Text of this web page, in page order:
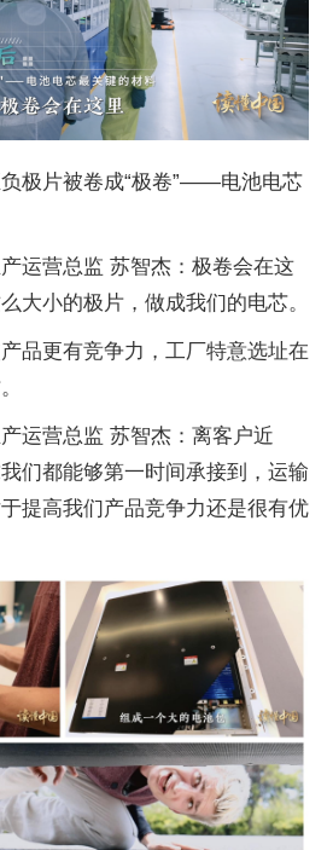
极片被卷成“极卷”——电池电芯
运营总监 苏智杰：极卷会在这
大小的极片，做成我们的电芯。
品更有竞争力，工厂特意选址在
运营总监 苏智杰：离客户近
们都能够第一时间承接到，运输
提高我们产品竞争力还是很有优